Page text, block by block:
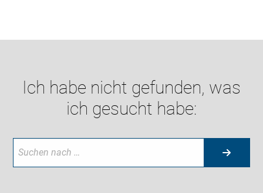
Ich habe nicht gefunden, was
ich gesucht habe: